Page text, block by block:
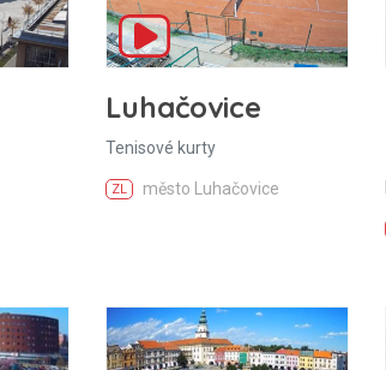
Luhačovice
Tenisové kurty
ZL město Luhačovice